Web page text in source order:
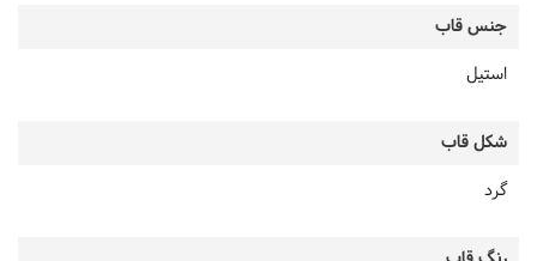
جنس قاب
استیل
شکل قاب
گرد